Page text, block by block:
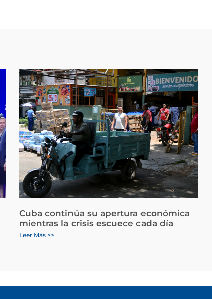
Cuba continúa su apertura económica
mientras la crisis escuece cada día
Leer Más >>